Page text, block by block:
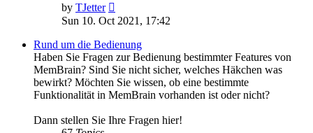
by TJetter
the
post
Sun 10. Oct 2021, 17:42
Rund um die Bedienung
Haben Sie Fragen zur Bedienung bestimmter Features von
MemBrain? Sind Sie nicht sicher, welches Häkchen was
bewirkt? Möchten Sie wissen, ob eine bestimmte
Funktionalität in MemBrain vorhanden ist oder nicht?
Dann stellen Sie Ihre Fragen hier!